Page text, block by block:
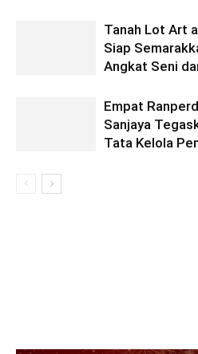
Tanah Lot Art
Siap
Angkat Seni
Empat
Sanjaya
Tata Kelola